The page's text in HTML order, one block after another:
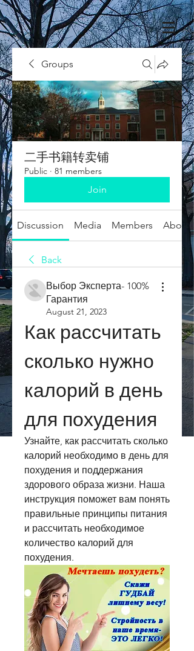
Groups
二手书籍转卖铺
Public · 81 members
Join
Discussion Media Members About
Back
Выбор Эксперта- 100%
Гарантия
August 21, 2023
Как рассчитать
сколько нужно
калорий в день
для похудения
Узнайте, как рассчитать сколько
калорий необходимо в день для
похудения и поддержания
здорового образа жизни. Наша
инструкция поможет вам понять
правильные принципы питания
и рассчитать необходимое
количество калорий для
похудения.